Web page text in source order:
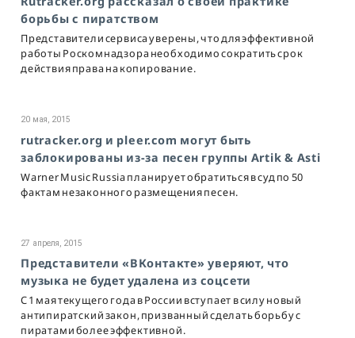
борьбы с пиратством
Представители сервиса уверены, что для эффективной
работы Роскомнадзора необходимо сократить срок
действия права на копирование.
20 мая, 2015
rutracker.org и pleer.com могут быть
заблокированы из-за песен группы Artik & Asti
Warner Music Russia планирует обратиться в суд по 50
фактам незаконного размещения песен.
27 апреля, 2015
Представители «ВКонтакте» уверяют, что
музыка не будет удалена из соцсети
С 1 мая текущего года в России вступает в силу новый
антипиратский закон, призванный сделать борьбу с
пиратами более эффективной.